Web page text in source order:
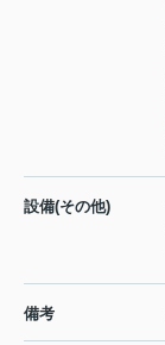
設備(その他)
備考